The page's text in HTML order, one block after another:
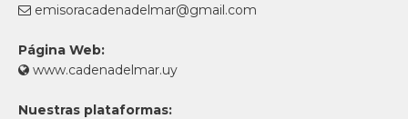
emisoracadenadelmar@gmail.com
Página Web:
www.cadenadelmar.uy
Nuestras plataformas: